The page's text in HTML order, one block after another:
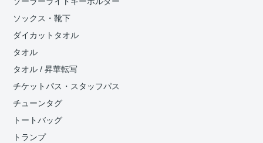
ソックス・靴下
ダイカットタオル
タオル
タオル / 昇華転写
チケットパス・スタッフパス
チューンタグ
トートバッグ
トランプ